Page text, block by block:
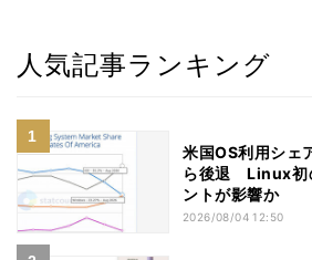
人気記事ランキング
米国OS利用シ
ら後退 Linux初
ントが影響か
2026/08/04 12:50